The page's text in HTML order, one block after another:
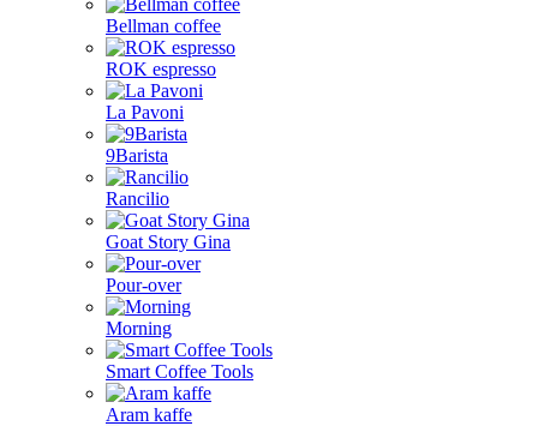
Bellman coffee
ROK espresso
La Pavoni
9Barista
Rancilio
Goat Story Gina
Pour-over
Morning
Smart Coffee Tools
Aram kaffe